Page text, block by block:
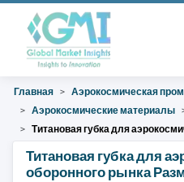
Главная
Аэрокосмическая
Аэрокосмические материалы
Титановая губка для
Титановая губка для
оборонного рынка